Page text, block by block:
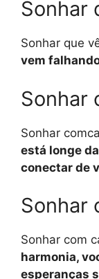
Sonhar
Sonhar que
vem
Sonhar
Sonhar
está longe
conectar de
Sonhar
Sonhar com
harmonia,
esperanças